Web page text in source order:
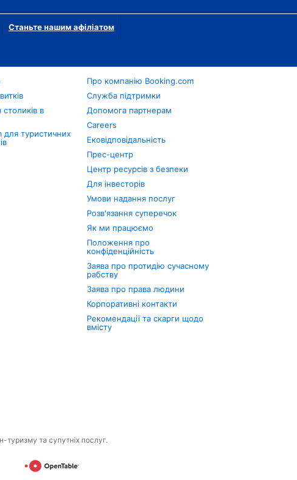
Станьте нашим афіліатом
в
для туристичних
Про компанію Booking.com
Служба підтримки
Допомога партнерам
Careers
Ековідповідальність
Прес-центр
Центр ресурсів з безпеки
Для інвесторів
Умови надання послуг
Розв'язання суперечок
Як ми працюємо
Положення про
конфіденційність
Заява про протидію сучасному
рабству
Заява про права людини
Корпоративні контакти
Рекомендації та скарги щодо
вмісту
туризму та супутніх послуг.